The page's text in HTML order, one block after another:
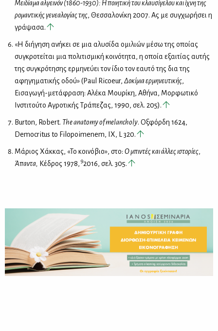
Μειδίαμα αλγεινόν (1860-1930): Η ποιητική του κλαυσίγελου και ίχνη της
ρομαντικής γενεαλογίας της, Θεσσαλονίκη 2007. Ας με συγχωρήσει η
γράψασα.
«Η διήγηση ανήκει σε μια αλυσίδα ομιλιών μέσω της οποίας
συγκροτείται μια πολιτισμική κοινότητα, η οποία εξαιτίας αυτής
της συγκρότησης ερμηνεύει τον ίδιο τον εαυτό της δια της
αφηγηματικής οδού» (Paul Ricoeur, Δοκίμια ερμηνευτικής,
Εισαγωγή-μετάφραση: Αλέκα Μουρίκη, Αθήνα, Μορφωτικό
Ινστιτούτο Αγροτικής Τράπεζας, 1990, σελ. 205).
Burton, Robert. The anatomy of melancholy. Oξφόρδη 1624,
Democritus to Filopoimenem, ΙΧ, L 320.
Μάριος Χάκκας, «Το κοινόβιο», στο: Ο μπιντές και άλλες ιστορίες,
Άπαντα, Κέδρος 1978, 92016, σελ. 305.